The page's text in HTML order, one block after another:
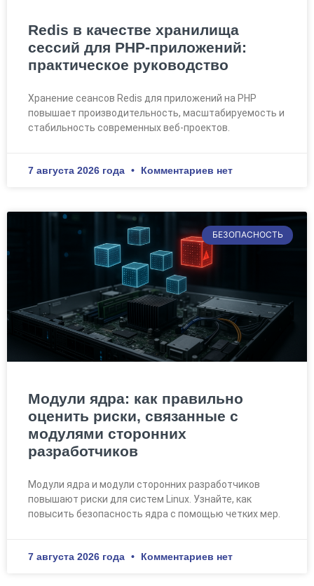
Redis в качестве хранилища
сессий для PHP-приложений:
практическое руководство
Хранение сеансов Redis для приложений на PHP
повышает производительность, масштабируемость и
стабильность современных веб-проектов.
7 августа 2026 года Комментариев нет
БЕЗОПАСНОСТЬ
Модули ядра: как правильно
оценить риски, связанные с
модулями сторонних
разработчиков
Модули ядра и модули сторонних разработчиков
повышают риски для систем Linux. Узнайте, как
повысить безопасность ядра с помощью четких мер.
7 августа 2026 года Комментариев нет